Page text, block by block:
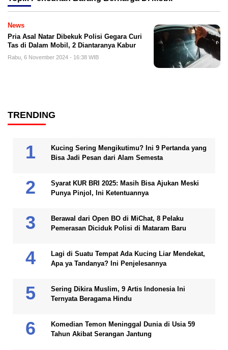
News
Pria Asal Natar Dibekuk Polisi Gegara Curi
Tas di Dalam Mobil, 2 Diantaranya Kabur
Rabu, 6 November 2024 - 16:38 WIB
TRENDING
Kucing Sering Mengikutimu? Ini 9 Pertanda yang
Bisa Jadi Pesan dari Alam Semesta
Syarat KUR BRI 2025: Masih Bisa Ajukan Meski
Punya Pinjol, Ini Ketentuannya
Berawal dari Open BO di MiChat, 8 Pelaku
Pemerasan Diciduk Polisi di Mataram Baru
Lagi di Suatu Tempat Ada Kucing Liar Mendekat,
Apa ya Tandanya? Ini Penjelesannya
Sering Dikira Muslim, 9 Artis Indonesia Ini
Ternyata Beragama Hindu
Komedian Temon Meninggal Dunia di Usia 59
Tahun Akibat Serangan Jantung